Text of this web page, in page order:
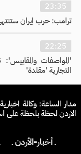
23:35
ترامب: حرب إيران
22:25
التجارية 'مقلدة'
مدار الساعة: وكالة
الاردن لحظة بلحظة على
ـ أخبار-الأردن ـ